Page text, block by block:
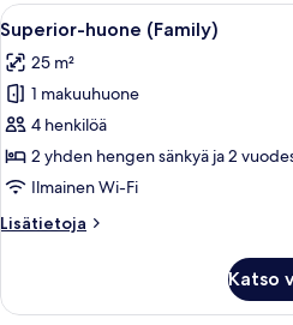
Avaa
kaikki
huonetyypin
Superior-
huone
(Family)
kuvat
6
Superior-huone (Family)
25 m²
1 makuuhuone
4 henkilöä
2 yhden hengen sänkyä ja 2
Ilmainen Wi-Fi
Lisätietoja
Lisätietoja
(Family)
Katso